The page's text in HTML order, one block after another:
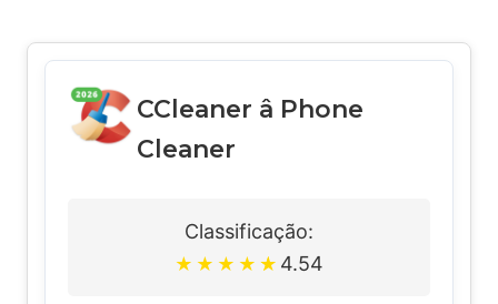
CCleaner â Phone
Cleaner
Classificação:
★ ★ ★ ★ ★ 4.54